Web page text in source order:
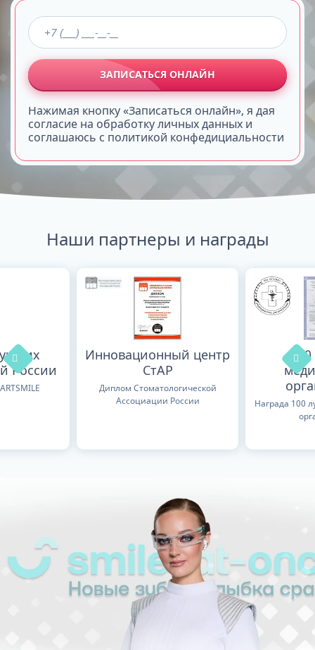
ЗАПИСАТЬСЯ ОНЛАЙН
Нажимая кнопку «Записаться онлайн», я дая
согласие на обработку личных данных и
соглашаюсь с политикой конфедициальности
Наши партнеры и награды
России
Инновационный центр
СтАР
Диплом Стоматологической
Ассоциации России
Награда 100